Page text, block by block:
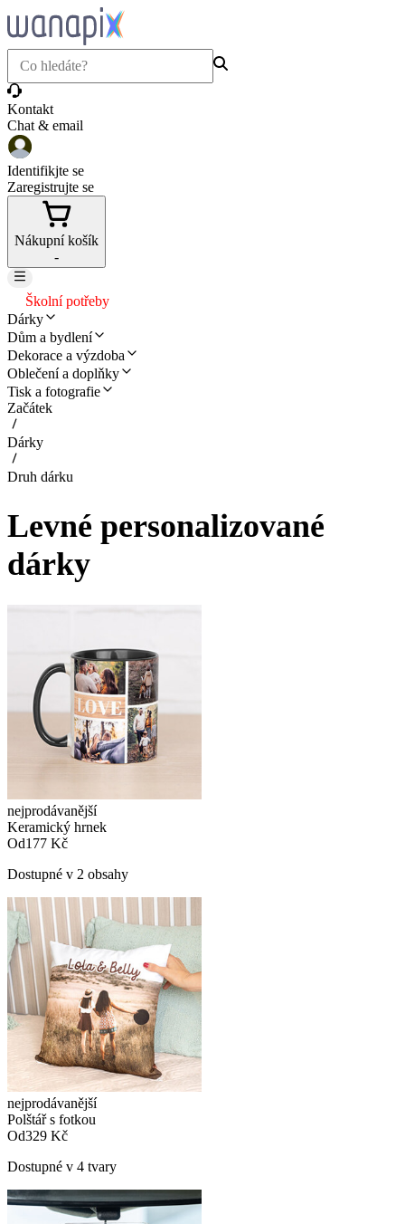
Kontakt
Chat & email
Identifikjte se
Zaregistrujte se
Nákupní košík
-
Školní potřeby
Dárky
Dům a bydlení
Dekorace a výzdoba
Oblečení a doplňky
Tisk a fotografie
Začátek
Dárky
Druh dárku
Levné personalizované
dárky
nejprodávanější
Keramický hrnek
Od177 Kč
Dostupné v 2 obsahy
nejprodávanější
Polštář s fotkou
Od329 Kč
Dostupné v 4 tvary